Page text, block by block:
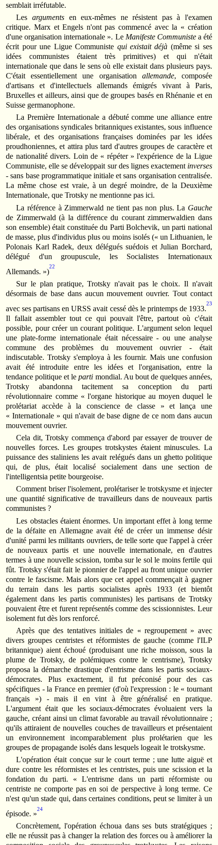
semblait irréfutable.
Les arguments en eux-mêmes ne résistent pas à l'examen
critique. Marx et Engels n'ont pas commencé avec la « création
d'une organisation internationale ». Le Manifeste Communistea été
écrit pour une Ligue Communiste qui existait déjà (même si ses
idées communistes étaient très primitives) et qui n'était
internationale que dans le sens où elle existait dans plusieurs pays.
C'était essentiellement une organisation allemande, composée
d'artisans et d'intellectuels allemands émigrés vivant à Paris,
Bruxelles et ailleurs, ainsi que de groupes basés en Rhénanie et en
Suisse germanophone.
La Première Internationale a débuté comme une alliance entre
des organisations syndicales britanniques existantes, sous influence
libérale, et des organisations françaises dominées par les idées
proudhoniennes, et attira plus tard d'autres groupes de caractère et
de nationalité divers. Loin de « répéter » l'expérience de la Ligue
Communiste, elle se développait sur des lignes exactement inverses
- sans base programmatique initiale et sans organisation centralisée.
La même chose est vraie, à un degré moindre, de la Deuxième
Internationale, que Trotsky ne mentionne pas ici.
La référence à Zimmerwald ne tient pas non plus. La Gauche
de Zimmerwald (à la différence du courant zimmerwaldien dans
son ensemble) était constituée du Parti Bolchevik, un parti national
de masse, plus d'individus plus ou moins isolés (« un Lithuanien, le
Polonais Karl Radek, deux délégués suédois et Julian Borchard,
délégué d'un groupuscule, les Socialistes Internationaux
Allemands. »)
22
Sur le plan pratique, Trotsky n'avait pas le choix. Il n'avait
désormais de base dans aucun mouvement ouvrier. Tout contact
avec ses partisans en URSS avait cessé dès le printemps de 1933.
23
Il fallait assembler tout ce qui pouvait l'être, partout où c'était
possible, pour créer un courant politique. L'argument selon lequel
une plate-forme internationale était nécessaire - ou une analyse
commune des problèmes du mouvement ouvrier - était
indiscutable. Trotsky s'employa à les fournir. Mais une confusion
avait été introduite entre les idées et l'organisation, entre la
tendance politique et leparti mondial. Au bout de quelques années,
Trotsky abandonna tacitement sa conception du parti
révolutionnaire comme « l'organe historique au moyen duquel le
prolétariat accède à la conscience de classe » et lança une
« Internationale » qui n'avait de base digne de ce nom dans aucun
mouvement ouvrier.
Cela dit, Trotsky commença d'abord par essayer de trouver de
nouvelles forces. Les groupes trotskystes étaient minuscules. La
puissance des staliniens les avait relégués dans un ghetto politique
qui, de plus, était localisé socialement dans une section de
l'intelligentsia petite bourgeoise.
Comment briser l'isolement, prolétariser le trotskysme et injecter
une quantité significative de travailleurs dans de nouveaux partis
communistes ?
Les obstacles étaient énormes. Un important effet à long terme
de la défaite en Allemagne avait été de créer un immense désir
d'unité parmi les militants ouvriers, de telle sorte que l'appel à créer
de nouveaux partis et une nouvelle internationale, en d'autres
termes à une nouvelle scission, tomba sur le sol le moins fertile qui
fût. Trotsky s'était fait le pionnier de l'appel au front unique ouvrier
contre le fascisme. Mais alors que cet appel commençait à gagner
du terrain dans les partis socialistes après 1933 (et bientôt
également dans les partis communistes) les partisans de Trotsky
pouvaient être et furent représentés comme des scissionnistes. Leur
isolement fut dès lors renforcé.
Après que des tentatives initiales de « regroupement » avec
divers groupes centristes et réformistes de gauche (comme l'ILP
britannique) aient échoué (produisant une riche moisson, sous la
plume de Trotsky, de polémiques contre le centrisme), Trotsky
proposa la démarche drastique d'entrisme dans les partis sociaux-
démocrates. Plus exactement, il fut préconisé pour des cas
spécifiques - la France en premier (d'où l'expression : le « tournant
français ») - mais il en vint à être généralisé en pratique.
L'argument était que les sociaux-démocrates évoluaient vers la
gauche, créant ainsi un climat favorable au travail révolutionnaire ;
qu'ils attiraient de nouvelles couches de travailleurs et présentaient
un environnement incomparablement plus prolétarien que les
groupes de propagande isolés dans lesquels logeait le trotskysme.
L'opération était conçue sur le court terme ; une lutte aiguë et
dure contre les réformistes et les centristes, puis une scission et la
fondation du parti. « L'entrisme dans un parti réformiste ou
centriste ne comporte pas en soi de perspective à long terme. Ce
n'est qu'un stade qui, dans certaines conditions, peut se limiter à un
épisode. »
24
Concrètement, l'opération échoua dans ses buts stratégiques ;
elle ne réussit pas à changer la relation des forces ou à améliorer la